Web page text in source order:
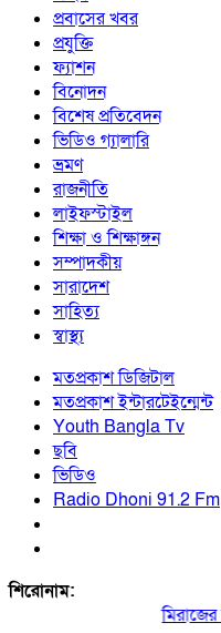
প্রবাসের খবর
প্রযুক্তি
ফ্যাশন
বিনোদন
বিশেষ প্রতিবেদন
ভিডিও গ্যালারি
ভ্রমণ
রাজনীতি
লাইফস্টাইল
শিক্ষা ও শিক্ষাঙ্গন
সম্পাদকীয়
সারাদেশ
সাহিত্য
স্বাস্থ্য
মতপ্রকাশ ডিজিটাল
মতপ্রকাশ ইন্টারটেইন্মেন্ট
Youth Bangla Tv
ছবি
ভিডিও
Radio Dhoni 91.2 Fm
শিরোনাম:
মিরাজের